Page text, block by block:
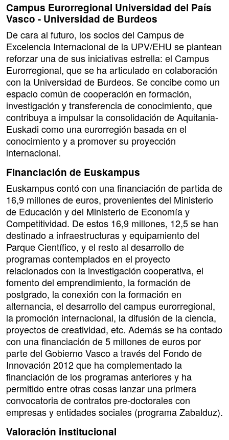
Campus Eurorregional Universidad del País
Vasco - Universidad de Burdeos
De cara al futuro, los socios del Campus de
Excelencia Internacional de la UPV/EHU se plantean
reforzar una de sus iniciativas estrella: el Campus
Eurorregional, que se ha articulado en colaboración
con la Universidad de Burdeos. Se concibe como un
espacio común de cooperación en formación,
investigación y transferencia de conocimiento, que
contribuya a impulsar la consolidación de Aquitania-
Euskadi como una eurorregión basada en el
conocimiento y a promover su proyección
internacional.
Financiación de Euskampus
Euskampus contó con una financiación de partida de
16,9 millones de euros, provenientes del Ministerio
de Educación y del Ministerio de Economía y
Competitividad. De estos 16,9 millones, 12,5 se han
destinado a infraestructuras y equipamiento del
Parque Científico, y el resto al desarrollo de
programas contemplados en el proyecto
relacionados con la investigación cooperativa, el
fomento del emprendimiento, la formación de
postgrado, la conexión con la formación en
alternancia, el desarrollo del campus eurorregional,
la promoción internacional, la difusión de la ciencia,
proyectos de creatividad, etc. Además se ha contado
con una financiación de 5 millones de euros por
parte del Gobierno Vasco a través del Fondo de
Innovación 2012 que ha complementado la
financiación de los programas anteriores y ha
permitido entre otras cosas lanzar una primera
convocatoria de contratos pre-doctorales con
empresas y entidades sociales (programa Zabalduz).
Valoración institucional